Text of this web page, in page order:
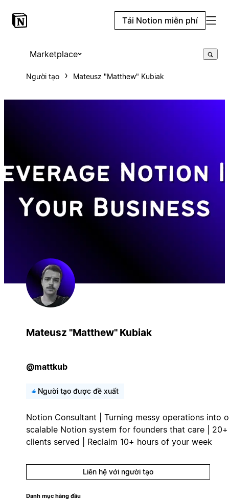
Tải Notion miễn phí
Marketplace
Người tạo Mateusz "Matthew" Kubiak
Mateusz "Matthew" Kubiak
@mattkub
Người tạo được đề xuất
Notion Consultant | Turning messy operations into
scalable Notion system for founders that care | 20+
clients served | Reclaim 10+ hours of your week
Liên hệ với người tạo
Danh mục hàng đầu